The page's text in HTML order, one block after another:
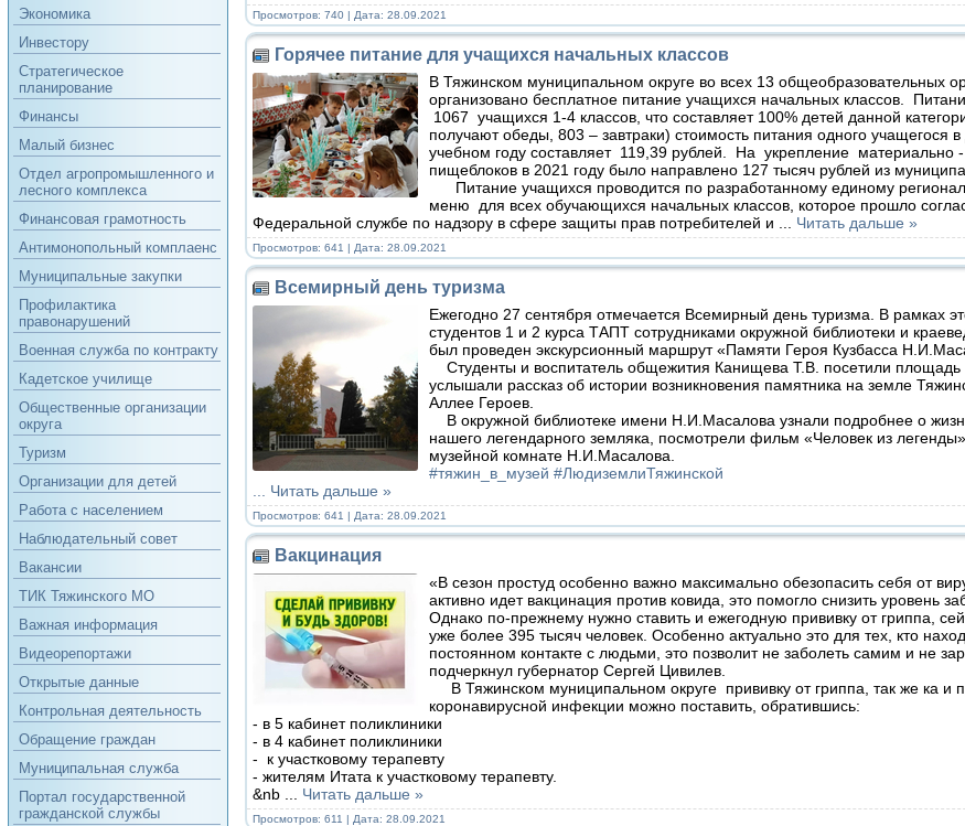
Экономика
Инвестору
Стратегическое
планирование
Финансы
Малый бизнес
Отдел агропромышленного и
лесного комплекса
Финансовая грамотность
Антимонопольный комплаенс
Муниципальные закупки
Профилактика
правонарушений
Военная служба по контракту
Кадетское училище
Общественные организации
округа
Туризм
Организации для детей
Работа с населением
Наблюдательный совет
Вакансии
ТИК Тяжинского МО
Важная информация
Видеорепортажи
Открытые данные
Контрольная деятельность
Обращение граждан
Муниципальная служба
Портал государственной
гражданской службы
Просмотров: 740 | Дата: 28.09.2021
Горячее питание для учащихся начальных классов
В Тяжинском муниципальном округе во всех 13 общеобразовательных
организовано бесплатное питание учащихся начальных классов.
1067 учащихся 1-4 классов, что составляет 100% детей данной
получают обеды, 803 – завтраки) стоимость питания одного учащегося
учебном году составляет 119,39 рублей. На укрепление материально -
пищеблоков в 2021 году было направлено 127 тысяч рублей из
Питание учащихся проводится по разработанному единому
меню для всех обучающихся начальных классов, которое прошло
Федеральной службе по надзору в сфере защиты прав потребителей и
Читать дальше »
Просмотров: 641 | Дата: 28.09.2021
Всемирный день туризма
Ежегодно 27 сентября отмечается Всемирный день туризма. В рамках
студентов 1 и 2 курса ТАПТ сотрудниками окружной библиотеки и
был проведен экскурсионный маршрут «Памяти Героя Кузбасса
Студенты и воспитатель общежития Канищева Т.В. посетили площадь
услышали рассказ об истории возникновения памятника на земле
Аллее Героев.
В окружной библиотеке имени Н.И.Масалова узнали подробнее о
нашего легендарного земляка, посмотрели фильм «Человек из
музейной комнате Н.И.Масалова.
#тяжин_в_музей #ЛюдиземлиТяжинской
Читать дальше »
Просмотров: 641 | Дата: 28.09.2021
Вакцинация
«В сезон простуд особенно важно максимально обезопасить себя от
активно идет вакцинация против ковида, это помогло снизить уровень
Однако по-прежнему нужно ставить и ежегодную прививку от гриппа,
уже более 395 тысяч человек. Особенно актуально это для тех, кто
постоянном контакте с людьми, это позволит не заболеть самим и не
подчеркнул губернатор Сергей Цивилев.
В Тяжинском муниципальном округе прививку от гриппа, так же ка и
коронавирусной инфекции можно поставить, обратившись:
- в 5 кабинет поликлиники
- в 4 кабинет поликлиники
- к участковому терапевту
- жителям Итата к участковому терапевту.
&nb
Читать дальше »
Просмотров: 611 | Дата: 28.09.2021